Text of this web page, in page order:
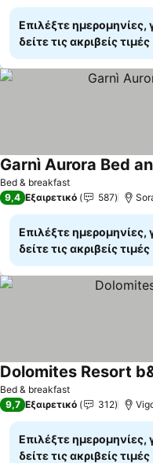
Επιλέξτε ημερομηνίες,
δείτε τις ακριβείς τιμές
Bed & breakfast
Garnì Aurora Bed
9,4 Εξαιρετικό 587
Επιλέξτε ημερομηνίες,
δείτε τις ακριβείς τιμές
Bed & breakfast
Dolomites Resort
9,7 Εξαιρετικό 312
Επιλέξτε ημερομηνίες,
δείτε τις ακριβείς τιμές